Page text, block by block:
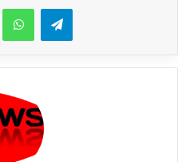
WhatsAppTelegram